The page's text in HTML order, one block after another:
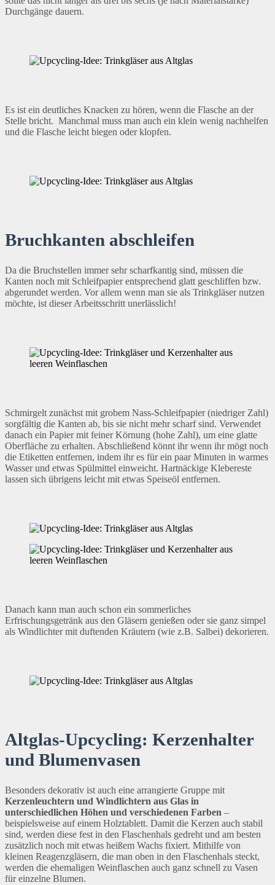
Durchgänge dauern.
Es ist ein deutliches Knacken zu hören, wenn die Flasche an der
Stelle bricht. Manchmal muss man auch ein klein wenig nachhelfen
und die Flasche leicht biegen oder klopfen.
Bruchkanten abschleifen
Da die Bruchstellen immer sehr scharfkantig sind, müssen die
Kanten noch mit Schleifpapier entsprechend glatt geschliffen bzw.
abgerundet werden. Vor allem wenn man sie als Trinkgläser nutzen
möchte, ist dieser Arbeitsschritt unerlässlich!
Schmirgelt zunächst mit grobem Nass-Schleifpapier (niedriger Zahl)
sorgfältig die Kanten ab, bis sie nicht mehr scharf sind. Verwendet
danach ein Papier mit feiner Körnung (hohe Zahl), um eine glatte
Oberfläche zu erhalten. Abschließend könnt ihr wenn ihr mögt noch
die Etiketten entfernen, indem ihr es für ein paar Minuten in warmes
Wasser und etwas Spülmittel einweicht. Hartnäckige Klebereste
lassen sich übrigens leicht mit etwas Speiseöl entfernen.
Danach kann man auch schon ein sommerliches
Erfrischungsgetränk aus den Gläsern genießen oder sie ganz simpel
als Windlichter mit duftenden Kräutern (wie z.B. Salbei) dekorieren.
Altglas-Upcycling: Kerzenhalter
und Blumenvasen
Besonders dekorativ ist auch eine arrangierte Gruppe mit
Kerzenleuchtern und Windlichtern aus Glas in
unterschiedlichen Höhen und verschiedenen Farben –
beispielsweise auf einem Holztablett. Damit die Kerzen auch stabil
sind, werden diese fest in den Flaschenhals gedreht und am besten
zusätzlich noch mit etwas heißem Wachs fixiert. Mithilfe von
kleinen Reagenzgläsern, die man oben in den Flaschenhals steckt,
werden die ehemaligen Weinflaschen auch ganz schnell zu Vasen
für einzelne Blumen.